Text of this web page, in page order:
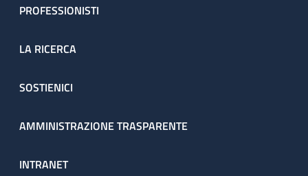
PROFESSIONISTI
LA RICERCA
SOSTIENICI
AMMINISTRAZIONE TRASPARENTE
INTRANET